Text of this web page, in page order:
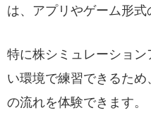
は、アプリやゲーム形式
特に株シミュレーショ
い環境で練習できるた
の流れを体験できます。